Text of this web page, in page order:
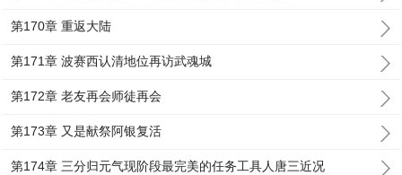
第170章 重返大陆
第171章 波赛西认清地位再访武魂城
第172章 老友再会师徒再会
第173章 又是献祭阿银复活
第174章 三分归元气现阶段最完美的任务工具人唐三近况